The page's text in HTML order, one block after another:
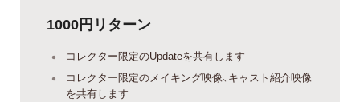
1000円リターン
コレクター限定のUpdateを共有します
コレクター限定のメイキング映像、キャスト紹介映像
を共有します